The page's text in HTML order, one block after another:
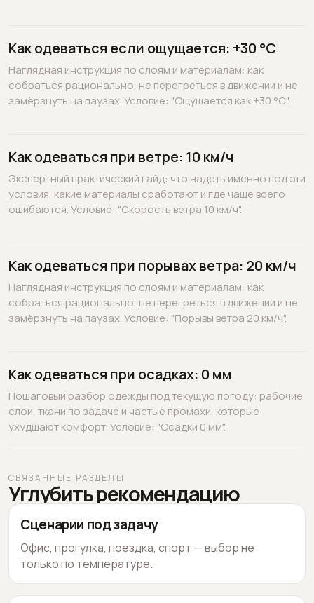
Как одеваться если ощущается: +30 °C
Наглядная инструкция по слоям и материалам: как
собраться рационально, не перегреться в движении и не
замёрзнуть на паузах. Условие: "Ощущается как +30 °C".
Как одеваться при ветре: 10 км/ч
Экспертный практический гайд: что надеть именно под эти
условия, какие материалы сработают и где чаще всего
ошибаются. Условие: "Скорость ветра 10 км/ч".
Как одеваться при порывах ветра: 20 км/ч
Наглядная инструкция по слоям и материалам: как
собраться рационально, не перегреться в движении и не
замёрзнуть на паузах. Условие: "Порывы ветра 20 км/ч".
Как одеваться при осадках: 0 мм
Пошаговый разбор одежды под текущую погоду: рабочие
слои, ткани по задаче и частые промахи, которые
ухудшают комфорт. Условие: "Осадки 0 мм".
СВЯЗАННЫЕ РАЗДЕЛЫ
Углубить рекомендацию
Сценарии под задачу
Офис, прогулка, поездка, спорт — выбор не
только по температуре.